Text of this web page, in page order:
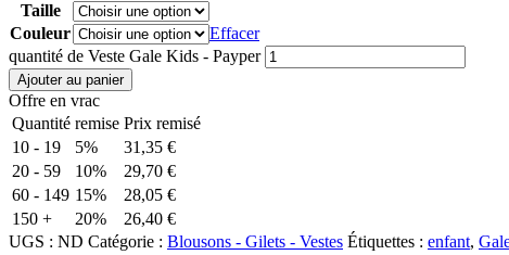
Taille
Couleur
Effacer
quantité de Veste Gale Kids - Payper
Ajouter au panier
Offre en vrac
Quantité remise Prix remisé
10 - 19
5% 31,35 €
20 - 59
10% 29,70 €
60 - 149 15% 28,05 €
150 +
20% 26,40 €
UGS : ND Catégorie : Blousons - Gilets - Vestes Étiquettes : enfant,